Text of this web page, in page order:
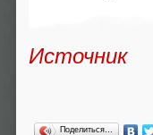
Источник
Поделиться…